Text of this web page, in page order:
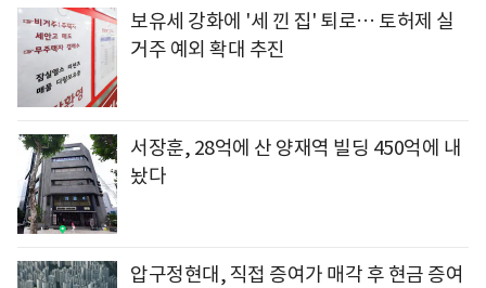
보유세 강화에 '세 낀 집' 퇴로… 토허제 실
거주 예외 확대 추진
서장훈, 28억에 산 양재역 빌딩 450억에 내
놨다
압구정현대, 직접 증여가 매각 후 현금 증여